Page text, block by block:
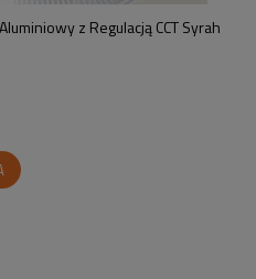
z Regulacją CCT Syrah